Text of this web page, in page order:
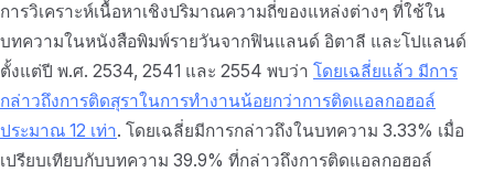
การวิเคราะห์เนื้อหาเชิงปริมาณความถี่ของแหล่งต่างๆ ที่ใช้ใน
บทความในหนังสือพิมพ์รายวันจากฟินแลนด์ อิตาลี และโปแลนด์
ตั้งแต่ปี พ.ศ. 2534, 2541 และ 2554 พบว่า โดยเฉลี่ยแล้ว มีการ
กล่าวถึงการติดสุราในการทำงานน้อยกว่าการติดแอลกอฮอล์
ประมาณ 12 เท่า. โดยเฉลี่ยมีการกล่าวถึงในบทความ 3.33% เมื่อ
เปรียบเทียบกับบทความ 39.9% ที่กล่าวถึงการติดแอลกอฮอล์